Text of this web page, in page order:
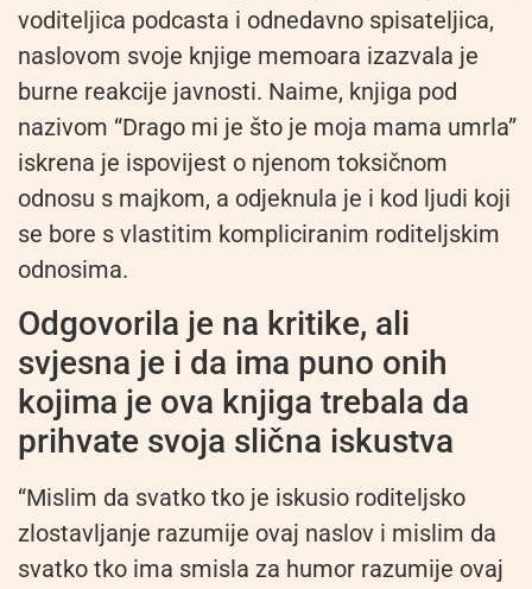
voditeljica podcasta i odnedavno spisateljica,
naslovom svoje knjige memoara izazvala je
burne reakcije javnosti. Naime, knjiga pod
nazivom “Drago mi je što je moja mama umrla”
iskrena je ispovijest o njenom toksičnom
odnosu s majkom, a odjeknula je i kod ljudi koji
se bore s vlastitim kompliciranim roditeljskim
odnosima.
Odgovorila je na kritike, ali
svjesna je i da ima puno onih
kojima je ova knjiga trebala da
prihvate svoja slična iskustva
“Mislim da svatko tko je iskusio roditeljsko
zlostavljanje razumije ovaj naslov i mislim da
svatko tko ima smisla za humor razumije ovaj